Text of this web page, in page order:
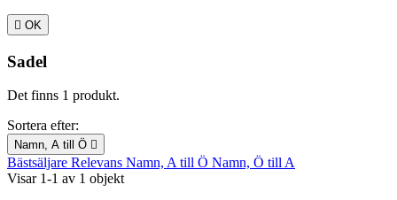
 OK
Sadel
Det finns 1 produkt.
Sortera efter:
Namn, A till Ö 
Bästsäljare Relevans Namn, A till Ö Namn, Ö till A
Visar 1-1 av 1 objekt